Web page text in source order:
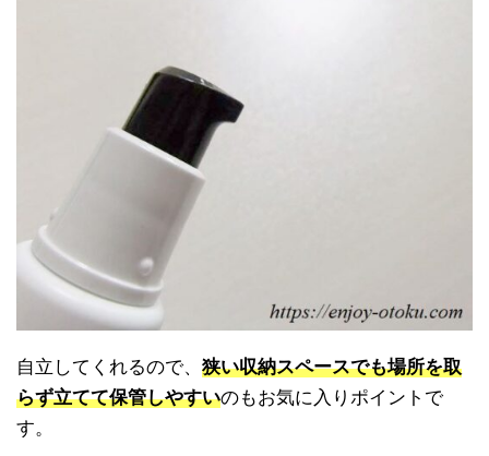
自立してくれるので、 狭い収納スペースでも場所を取
らず立てて保管しやすいのもお気に入りポイントで
す。